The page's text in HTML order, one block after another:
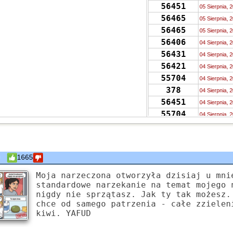
56451 05 Sierpnia,
56465 05 Sierpnia,
56465 05 Sierpnia,
56406 04 Sierpnia,
56431 04 Sierpnia,
56421 04 Sierpnia,
55704 04 Sierpnia,
378 04 Sierpnia,
56451 04 Sierpnia,
55704 04 Sierpnia,
56406 04 Sierpnia,
56451
56431
56405 03 Sierpnia,
56406 03 Sierpnia,
1349 03 Sierpnia,
56406
1665
Moja narzeczona otworzyła dzisiaj u
standardowe narzekanie na temat
nigdy nie sprzątasz. Jak ty tak
chce od samego patrzenia - całe
kiwi. YAFUD